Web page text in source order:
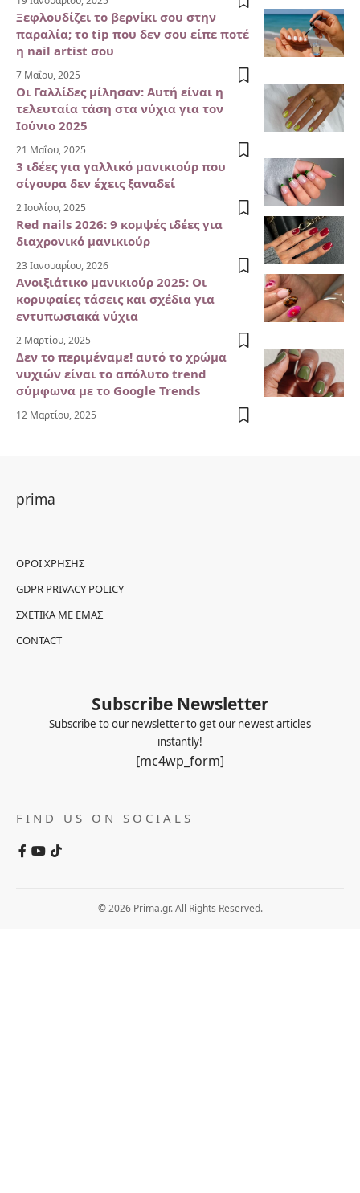
Ξεφλουδίζει το βερνίκι σου στην
παραλία; το tip που δεν σου είπε ποτέ
η nail artist σου
7 Μαΐου, 2025
Οι Γαλλίδες μίλησαν: Αυτή είναι η
τελευταία τάση στα νύχια για τον
Ιούνιο 2025
21 Μαΐου, 2025
3 ιδέες για γαλλικό μανικιούρ που
σίγουρα δεν έχεις ξαναδεί
2 Ιουλίου, 2025
Red nails 2026: 9 κομψές ιδέες για
διαχρονικό μανικιούρ
23 Ιανουαρίου, 2026
Ανοιξιάτικο μανικιούρ 2025: Οι
κορυφαίες τάσεις και σχέδια για
εντυπωσιακά νύχια
2 Μαρτίου, 2025
Δεν το περιμέναμε! αυτό το χρώμα
νυχιών είναι το απόλυτο trend
σύμφωνα με το Google Trends
12 Μαρτίου, 2025
prima
ΌΡΟΙ ΧΡΉΣΗΣ
GDPR PRIVACY POLICY
ΣΧΕΤΙΚΆ ΜΕ ΕΜΆΣ
CONTACT
Subscribe Newsletter
Subscribe to our newsletter to get our newest articles
instantly!
[mc4wp_form]
FIND US ON SOCIALS
© 2026 Prima.gr. All Rights Reserved.